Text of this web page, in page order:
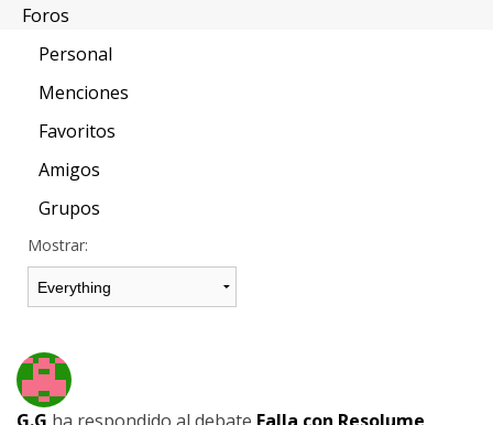
Foros
Personal
Menciones
Favoritos
Amigos
Grupos
Mostrar: